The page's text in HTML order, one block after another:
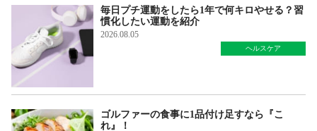
毎日プチ運動をしたら1年で何キロやせる？習
慣化したい運動を紹介
2026.08.05
ヘルスケア
ゴルファーの食事に1品付け足すなら『こ
れ』！